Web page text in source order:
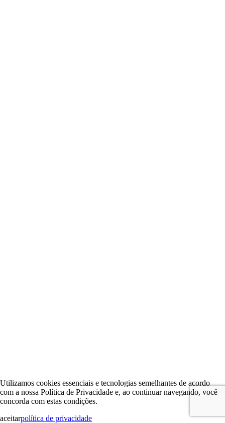
Utilizamos cookies essenciais e tecnologias semelhantes de acordo
com a nossa Política de Privacidade e, ao continuar navegando, você
concorda com estas condições.
aceitarpolítica de privacidade